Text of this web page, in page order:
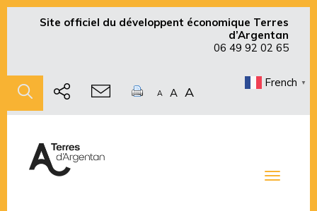
Site officiel du développent économique Terres
d’Argentan
06 49 92 02 65
A A A
French ▼
Toggle